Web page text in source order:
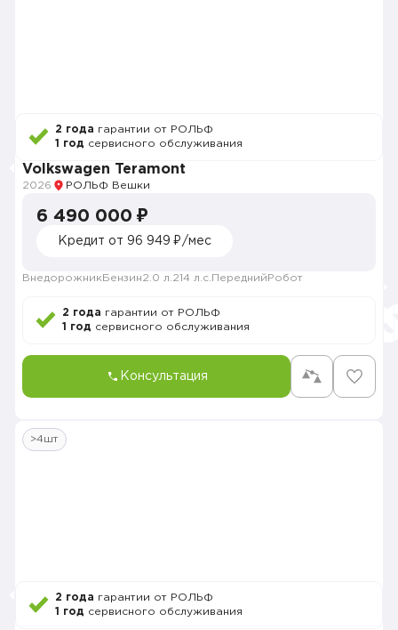
2 года гарантии от РОЛЬФ
1 год сервисного обслуживания
Volkswagen Teramont
2026 РОЛЬФ Вешки
6 490 000 ₽
Кредит от 96 949 ₽/мес
Внедорожник Бензин2.0 л. 214 л.с. Передний Робот
2 года гарантии от РОЛЬФ
1 год сервисного обслуживания
Консультация
>4шт
2 года гарантии от РОЛЬФ
1 год сервисного обслуживания